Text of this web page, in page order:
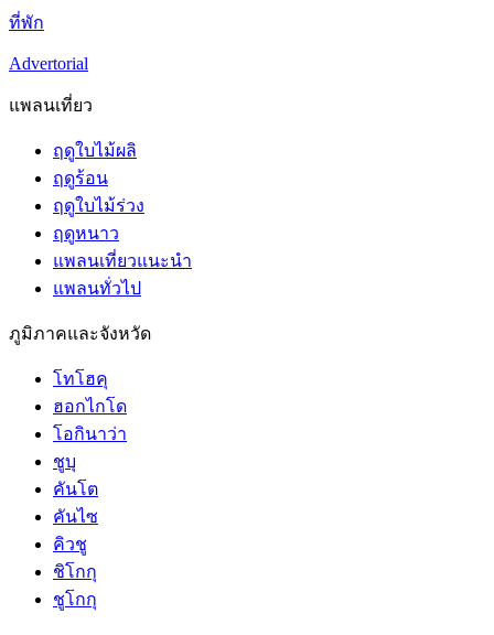
ที่พัก
Advertorial
แพลนเที่ยว
ฤดูใบไม้ผลิ
ฤดูร้อน
ฤดูใบไม้ร่วง
ฤดูหนาว
แพลนเที่ยวแนะนำ
แพลนทั่วไป
ภูมิภาคและจังหวัด
โทโฮคุ
ฮอกไกโด
โอกินาว่า
ชูบุ
คันโต
คันไซ
คิวชู
ชิโกกุ
ชูโกกุ